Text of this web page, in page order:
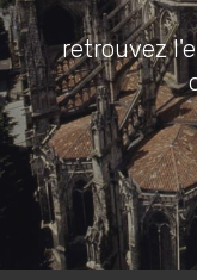
retrouvez